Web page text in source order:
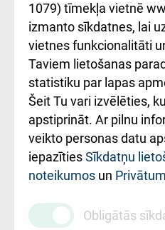
Kā pie mums nokļūt
Rēķinu apmaksas
ceļvedis
Rekvizīti un
ārstniecības
iestādes kods
010000234
Maksas
1079) tīmekļa vietnē
izmanto sīkdatnes, lai
vietnes funkcionalitāti
Taviem lietošanas
statistiku par lapas
Šeit Tu vari izvēlēties,
apstiprināt. Ar pilnu
veikto personas datu
iepazītiesSīkdatņu
noteikumos un
Obligātās